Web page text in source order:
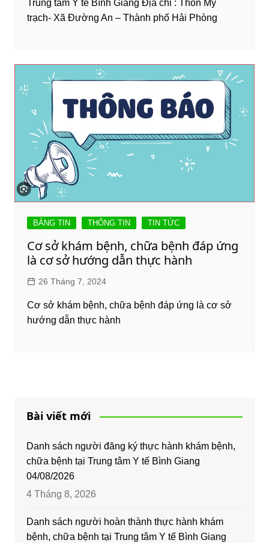
Trung tâm Y tế Bình Giang Địa chỉ : Thôn Mỹ
trạch- Xã Đường An – Thành phố Hải Phòng
BẢNG TIN THÔNG TIN TIN TỨC
Cơ sở khám bệnh, chữa bệnh đáp ứng
là cơ sở hướng dẫn thực hành
26 Tháng 7, 2024
Cơ sở khám bệnh, chữa bệnh đáp ứng là cơ sở
hướng dẫn thực hành
Bài viết mới
Danh sách người đăng ký thực hành khám bệnh,
chữa bệnh tại Trung tâm Y tế Bình Giang
04/08/2026
4 Tháng 8, 2026
Danh sách người hoàn thành thực hành khám
bệnh, chữa bệnh tại Trung tâm Y tế Bình Giang